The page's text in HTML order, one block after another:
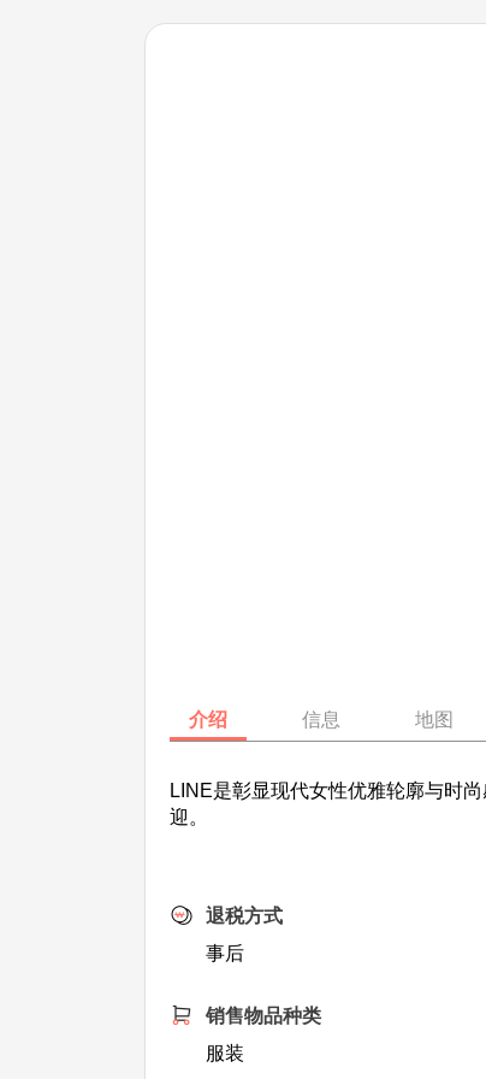
介绍 信息 地图
LINE是彰显现代女性优雅轮廓与时
迎。
退税方式
事后
销售物品种类
服装